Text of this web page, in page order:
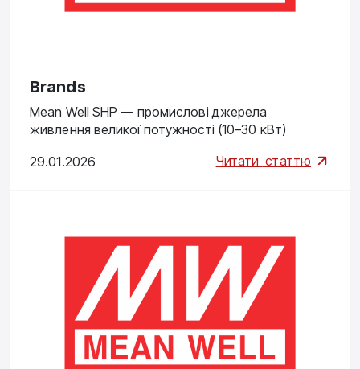
Brands
Mean Well SHP — промислові джерела
живлення великої потужності (10–30 кВт)
29.01.2026 Читати статтю